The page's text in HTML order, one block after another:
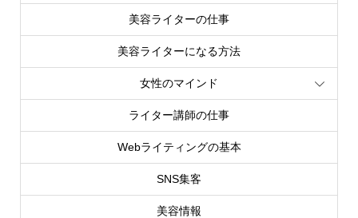
美容ライターの仕事
美容ライターになる方法
女性のマインド
ライター講師の仕事
Webライティングの基本
SNS集客
美容情報